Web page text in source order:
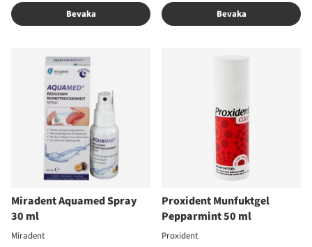
Bevaka Bevaka
Miradent Aquamed Spray
30 ml
Miradent
Proxident Munfuktgel
Pepparmint 50 ml
Proxident